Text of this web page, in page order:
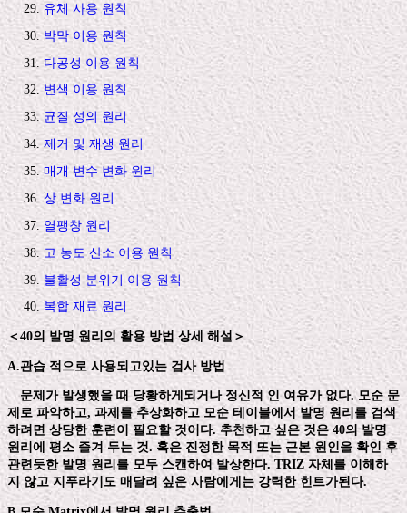
유체 사용 원칙
박막 이용 원칙
다공성 이용 원칙
변색 이용 원칙
균질 성의 원리
제거 및 재생 원리
매개 변수 변화 원리
상 변화 원리
열팽창 원리
고 농도 산소 이용 원칙
불활성 분위기 이용 원칙
복합 재료 원리
＜40의 발명 원리의 활용 방법 상세 해설＞
A.관습 적으로 사용되고있는 검사 방법
문제가 발생했을 때 당황하게되거나 정신적 인 여유가 없다. 모순 문
제로 파악하고, 과제를 추상화하고 모순 테이블에서 발명 원리를 검색
하려면 상당한 훈련이 필요할 것이다. 추천하고 싶은 것은 40의 발명
원리에 평소 즐겨 두는 것. 혹은 진정한 목적 또는 근본 원인을 확인 후
관련듯한 발명 원리를 모두 스캔하여 발상한다. TRIZ 자체를 이해하
지 않고 지푸라기도 매달려 싶은 사람에게는 강력한 힌트가된다.